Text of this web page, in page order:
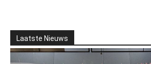
Laatste Nieuws